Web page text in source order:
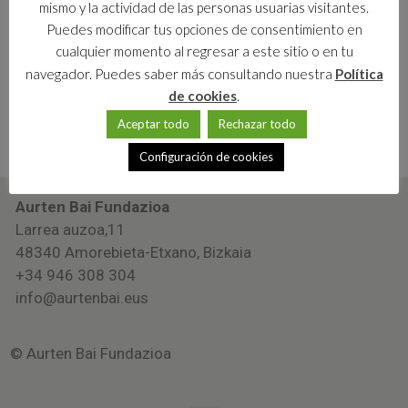
Pasahitza ahaztu duzu?
© Aurten Bai Fundazioa
Aurten Bai Fundazioa
Larrea auzoa,11
48340 Amorebieta-Etxano, Bizkaia
+34 946 308 304
info@aurtenbai.eus
mismo y la actividad de las personas usuarias visitantes.
Puedes modificar tus opciones de consentimiento en
cualquier momento al regresar a este sitio o en tu
navegador. Puedes saber más consultando nuestra Política
de cookies.
Aceptar todo Rechazar todo
Configuración de cookies